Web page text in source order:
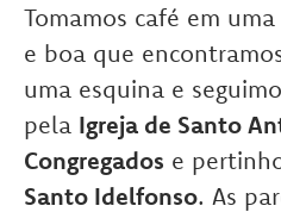
Tomamos café em
e boa que
uma esquina e
pela Igreja de Santo
Congregados e
Santo Idelfonso. As